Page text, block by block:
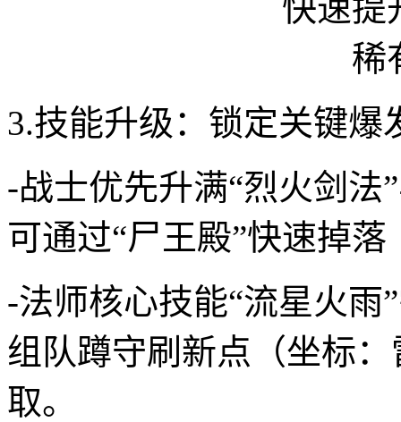
3.技能升级：锁定关键爆
-战士优先升满“烈火剑法
可通过“尸王殿”快速掉
-法师核心技能“流星火雨
组队蹲守刷新点（坐标
取。